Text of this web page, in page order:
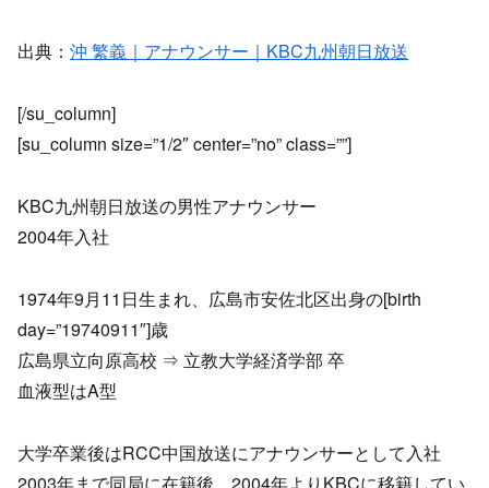
出典： 沖 繁義｜アナウンサー｜KBC九州朝日放送
[/su_column]
[su_column size=”1/2″ center=”no” class=””]
KBC九州朝日放送の男性アナウンサー
2004年入社
1974年9月11日生まれ、広島市安佐北区出身の[birth
day=”19740911″]歳
広島県立向原高校 ⇒ 立教大学経済学部 卒
血液型はA型
大学卒業後はRCC中国放送にアナウンサーとして入社
2003年まで同局に在籍後、2004年よりKBCに移籍してい